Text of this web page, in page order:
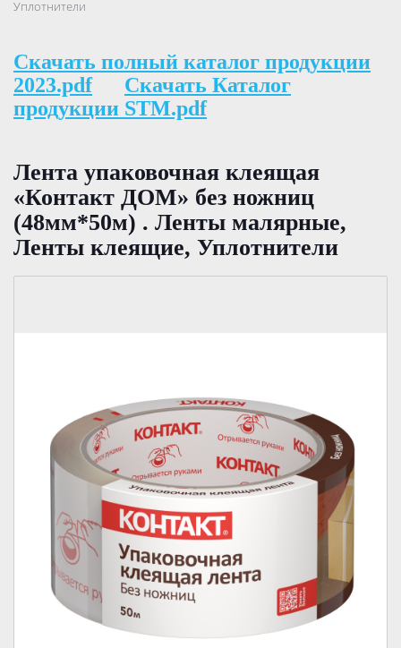
Уплотнители
Скачать полный каталог продукции
2023.pdf
Скачать Каталог
продукции STM.pdf
Лента упаковочная клеящая
«Контакт ДОМ» без ножниц
(48мм*50м) . Ленты малярные,
Ленты клеящие, Уплотнители